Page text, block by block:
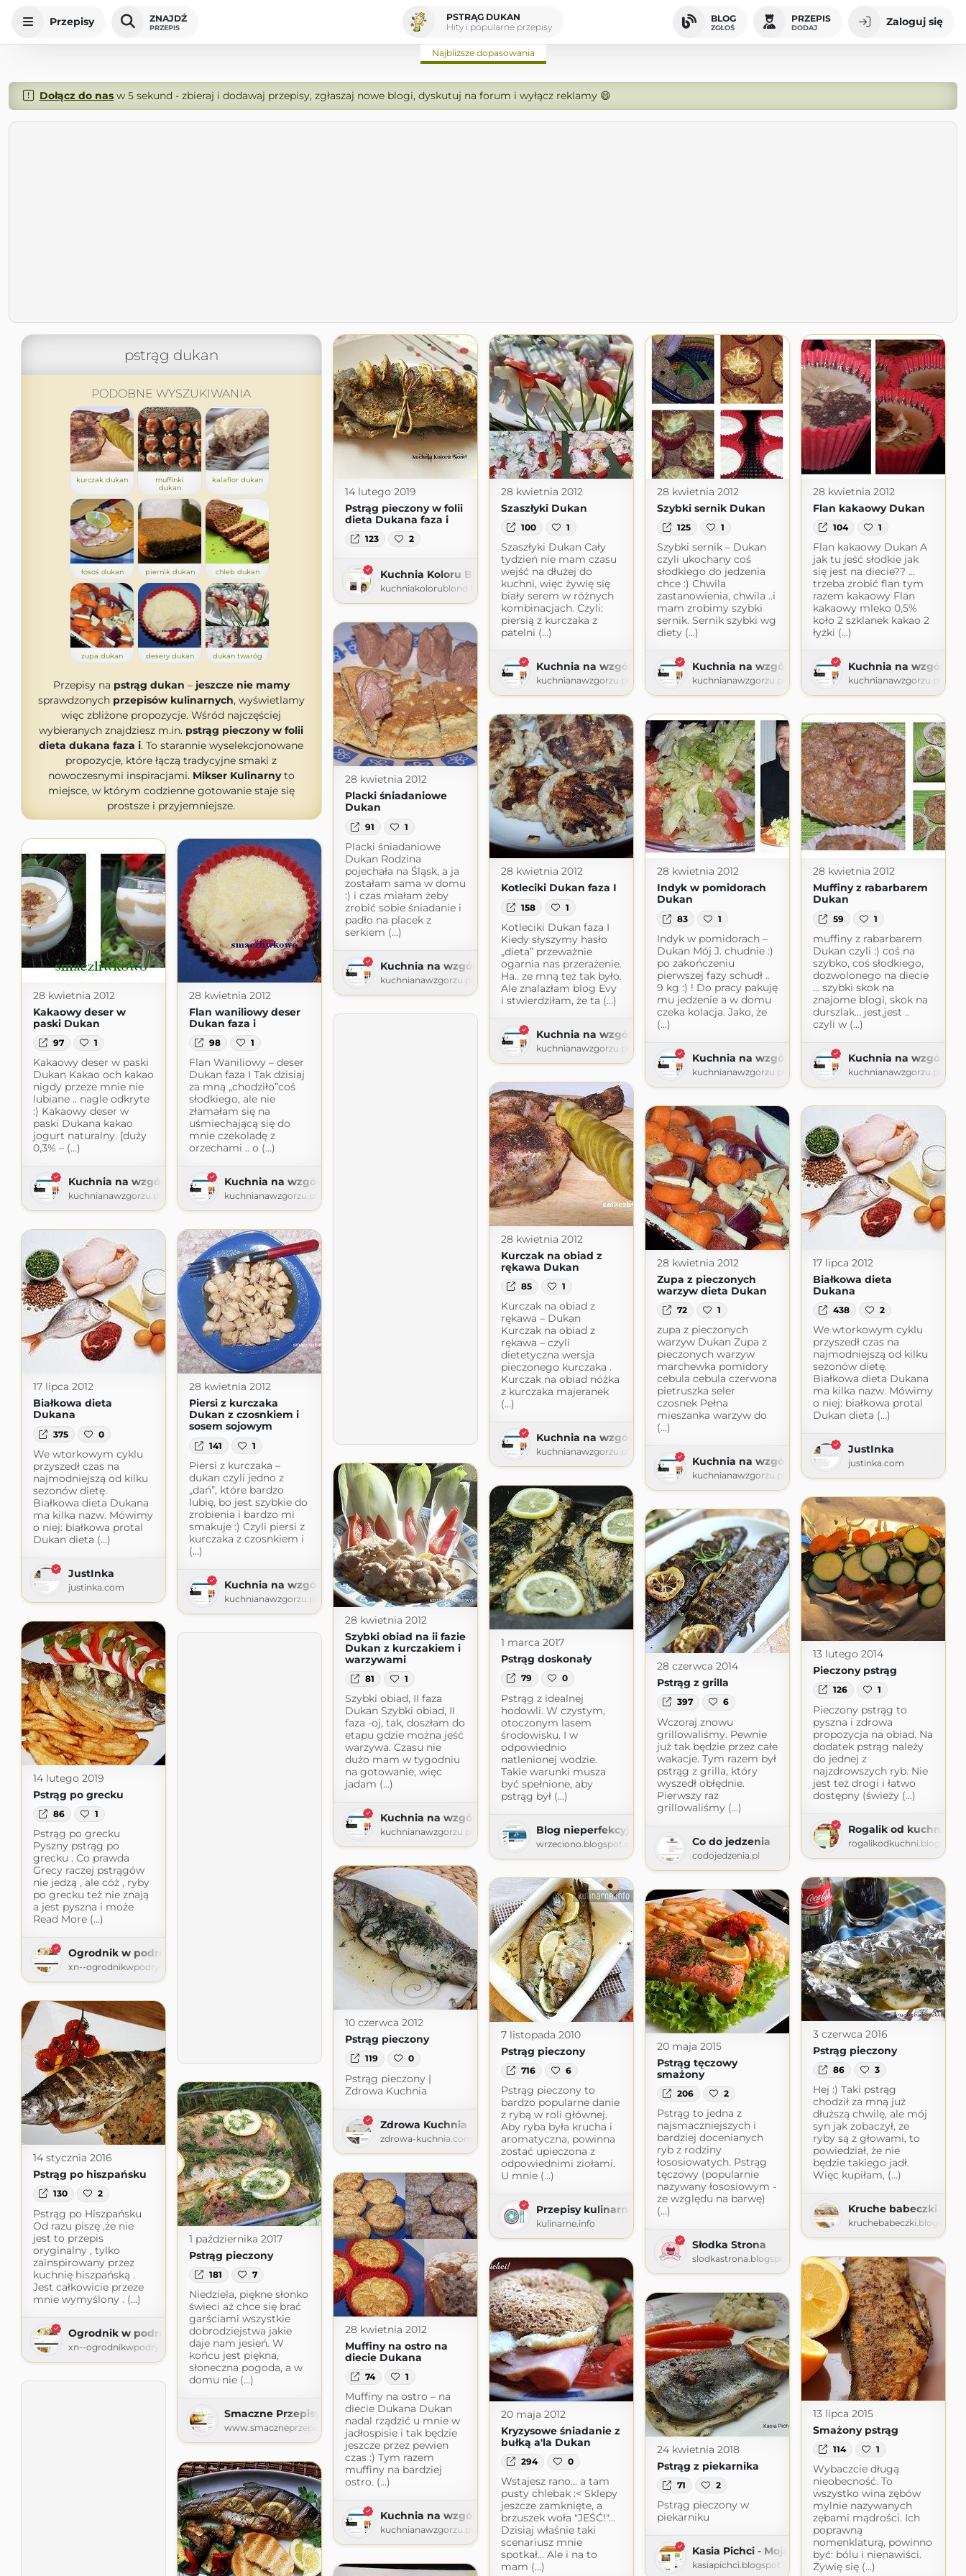
Przepisy ZNAJDŹ
PRZEPIS
PSTRĄG DUKAN
Hity i popularne przepisy
BLOG
ZGŁOŚ
PRZEPIS
DODAJ Zaloguj się
Najbliższe dopasowania
Dołącz do nasw 5 sekund - zbieraj i dodawaj przepisy, zgłaszaj nowe blogi, dyskutuj na forum i wyłącz reklamy 😄
pstrąg dukan
PODOBNE WYSZUKIWANIA
kurczak dukan
muffinki
dukan
kalafior dukan
łosoś dukan piernik dukan chleb dukan
zupa dukan desery dukan dukan twaróg
Przepisy na pstrąg dukan – jeszcze nie mamy
sprawdzonych przepisów kulinarnych, wyświetlamy
więc zbliżone propozycje. Wśród najczęściej
wybieranych znajdziesz m.in. pstrąg pieczony w folii
dieta dukana faza i. To starannie wyselekcjonowane
propozycje, które łączą tradycyjne smaki z
nowoczesnymi inspiracjami. Mikser Kulinarnyto
miejsce, w którym codzienne gotowanie staje się
prostsze i przyjemniejsze.
14 lutego 2019
Pstrąg pieczony w folii
dieta Dukana faza i
123 2
Kuchnia Koloru Blond
kuchniakolorublond.blogspot.com
28 kwietnia 2012
Szaszłyki Dukan
100 1
Szaszłyki Dukan Cały
tydzień nie mam czasu
wejść na dłużej do
kuchni, więc żywię się
biały serem w różnych
kombinacjach. Czyli:
piersią z kurczaka z
patelni (...)
Kuchnia na wzgórzu
kuchnianawzgorzu.pl
28 kwietnia 2012
Szybki sernik Dukan
125 1
Szybki sernik – Dukan
czyli ukochany coś
słodkiego do jedzenia
chce :) Chwila
zastanowienia, chwila ..i
mam zrobimy szybki
sernik. Sernik szybki wg
diety (...)
Kuchnia na wzgórzu
kuchnianawzgorzu.pl
28 kwietnia 2012
Flan kakaowy Dukan
104 1
Flan kakaowy Dukan A
jak tu jeść słodkie jak
się jest na diecie?? …
trzeba zrobić flan tym
razem kakaowy Flan
kakaowy mleko 0,5%
koło 2 szklanek kakao 2
łyżki (...)
Kuchnia na wzgórzu
kuchnianawzgorzu.pl
28 kwietnia 2012
Placki śniadaniowe
Dukan
91 1
Placki śniadaniowe
Dukan Rodzina
pojechała na Śląsk, a ja
zostałam sama w domu
:) i czas miałam żeby
zrobić sobie śniadanie i
padło na placek z
serkiem (...)
Kuchnia na wzgórzu
kuchnianawzgorzu.pl
28 kwietnia 2012
Kotleciki Dukan faza I
158 1
Kotleciki Dukan faza I
Kiedy słyszymy hasło
„dieta” przeważnie
ogarnia nas przerażenie.
Ha.. ze mną też tak było.
Ale znalazłam blog Evy
i stwierdziłam, że ta (...)
Kuchnia na wzgórzu
kuchnianawzgorzu.pl
28 kwietnia 2012
Indyk w pomidorach
Dukan
83 1
Indyk w pomidorach –
Dukan Mój J. chudnie :)
po zakończeniu
pierwszej fazy schudł ..
9 kg :) ! Do pracy pakuję
mu jedzenie a w domu
czeka kolacja. Jako, że
(...)
Kuchnia na wzgórzu
kuchnianawzgorzu.pl
28 kwietnia 2012
Muffiny z rabarbarem
Dukan
59 1
muffiny z rabarbarem
Dukan czyli :) coś na
szybko, coś słodkiego,
dozwolonego na diecie
… szybki skok na
znajome blogi, skok na
durszlak… jest,jest ..
czyli w (...)
Kuchnia na wzgórzu
kuchnianawzgorzu.pl
28 kwietnia 2012
Kakaowy deser w
paski Dukan
97 1
Kakaowy deser w paski
Dukan Kakao och kakao
nigdy przeze mnie nie
lubiane .. nagle odkryte
:) Kakaowy deser w
paski Dukana kakao
jogurt naturalny. [duży
0,3% – (...)
Kuchnia na wzgórzu
kuchnianawzgorzu.pl
28 kwietnia 2012
Flan waniliowy deser
Dukan faza i
98 1
Flan Waniliowy – deser
Dukan faza I Tak dzisiaj
za mną „chodziło”coś
słodkiego, ale nie
złamałam się na
uśmiechającą się do
mnie czekoladę z
orzechami .. o (...)
Kuchnia na wzgórzu
kuchnianawzgorzu.pl
28 kwietnia 2012
Kurczak na obiad z
rękawa Dukan
85 1
Kurczak na obiad z
rękawa – Dukan
Kurczak na obiad z
rękawa – czyli
dietetyczna wersja
pieczonego kurczaka .
Kurczak na obiad nóżka
z kurczaka majeranek
(...)
Kuchnia na wzgórzu
kuchnianawzgorzu.pl
28 kwietnia 2012
Zupa z pieczonych
warzyw dieta Dukan
72 1
zupa z pieczonych
warzyw Dukan Zupa z
pieczonych warzyw
marchewka pomidory
cebula cebula czerwona
pietruszka seler
czosnek Pełna
mieszanka warzyw do
(...)
Kuchnia na wzgórzu
kuchnianawzgorzu.pl
17 lipca 2012
Białkowa dieta
Dukana
438 2
We wtorkowym cyklu
przyszedł czas na
najmodniejszą od kilku
sezonów dietę.
Białkowa dieta Dukana
ma kilka nazw. Mówimy
o niej: białkowa protal
Dukan dieta (...)
JustInka
justinka.com
17 lipca 2012
Białkowa dieta
Dukana
375 0
We wtorkowym cyklu
przyszedł czas na
najmodniejszą od kilku
sezonów dietę.
Białkowa dieta Dukana
ma kilka nazw. Mówimy
o niej: białkowa protal
Dukan dieta (...)
JustInka
justinka.com
28 kwietnia 2012
Piersi z kurczaka
Dukan z czosnkiem i
sosem sojowym
141 1
Piersi z kurczaka –
dukan czyli jedno z
„dań”, które bardzo
lubię, bo jest szybkie do
zrobienia i bardzo mi
smakuje :) Czyli piersi z
kurczaka z czosnkiem i
(...)
Kuchnia na wzgórzu
kuchnianawzgorzu.pl
28 kwietnia 2012
Szybki obiad na ii fazie
Dukan z kurczakiem i
warzywami
81 1
Szybki obiad, II faza
Dukan Szybki obiad, II
faza -oj, tak, doszłam do
etapu gdzie można jeść
warzywa. Czasu nie
dużo mam w tygodniu
na gotowanie, więc
jadam (...)
Kuchnia na wzgórzu
kuchnianawzgorzu.pl
1 marca 2017
Pstrąg doskonały
79 0
Pstrąg z idealnej
hodowli. W czystym,
otoczonym lasem
środowisku. I w
odpowiednio
natlenionej wodzie.
Takie warunki musza
być spełnione, aby
pstrąg był (...)
Blog nieperfekcyjnej pani domu
wrzeciono.blogspot.com
13 lutego 2014
Pieczony pstrąg
126 1
Pieczony pstrąg to
pyszna i zdrowa
propozycja na obiad. Na
dodatek pstrąg należy
do jednej z
najzdrowszych ryb. Nie
jest też drogi i łatwo
dostępny (świeży (...)
Rogalik od kuchni
28 czerwca 2014
Pstrąg z grilla
397 6
Wczoraj znowu
grillowaliśmy. Pewnie
już tak będzie przez całe
wakacje. Tym razem był
pstrąg z grilla, który
wyszedł obłędnie.
Pierwszy raz
grillowaliśmy (...)
Co do jedzenia
codojedzenia.pl
14 lutego 2019
Pstrąg po grecku
86 1
Pstrąg po grecku
Pyszny pstrąg po
grecku . Co prawda
Grecy raczej pstrągów
nie jedzą , ale cóż , ryby
po grecku też nie znają
a jest pyszna i może
Read More (...)
Ogrodnik w podróży
xn--ogrodnikwpodry-xob60t.pl
10 czerwca 2012
Pstrąg pieczony
119 0
Pstrąg pieczony |
Zdrowa Kuchnia
Zdrowa Kuchnia
zdrowa-kuchnia.com
3 czerwca 2016
Pstrąg pieczony
86 3
Hej :) Taki pstrąg
chodził za mną już
dłuższą chwilę, ale mój
syn jak zobaczył, że
ryby są z głowami, to
powiedział, że nie
będzie takiego jadł.
Więc kupiłam, (...)
Kruche babeczki
7 listopada 2010
Pstrąg pieczony
716 6
Pstrąg pieczony to
bardzo popularne danie
z rybą w roli głównej.
Aby ryba była krucha i
aromatyczna, powinna
zostać upieczona z
odpowiednimi ziołami.
U mnie (...)
Przepisy kulinarne ze zdjęciami
kulinarne.info
20 maja 2015
Pstrąg tęczowy
smażony
206 2
Pstrąg to jedna z
najsmaczniejszych i
bardziej docenianych
ryb z rodziny
łososiowatych. Pstrąg
tęczowy (popularnie
nazywany łososiowym -
ze względu na barwę)
(...)
Słodka Strona
slodkastrona.blogspot.com
14 stycznia 2016
Pstrąg po hiszpańsku
130 2
Pstrąg po Hiszpańsku
Od razu piszę ,że nie
jest to przepis
oryginalny , tylko
zainspirowany przez
kuchnię hiszpańską .
Jest całkowicie przeze
mnie wymyślony . (...)
Ogrodnik w podróży
xn--ogrodnikwpodry-xob60t.pl
1 października 2017
Pstrąg pieczony
181 7
Niedziela, piękne słonko
świeci aż chce się brać
garściami wszystkie
dobrodziejstwa jakie
daje nam jesień. W
końcu jest piękna,
słoneczna pogoda, a w
domu nie (...)
Smaczne Przepisy
www.smaczneprzepisy.com.pl
28 kwietnia 2012
Muffiny na ostro na
diecie Dukana
74 1
Muffiny na ostro – na
diecie Dukana Dukan
nadal rządzić u mnie w
jadłospisie i tak będzie
jeszcze przez pewien
czas :) Tym razem
muffiny na bardziej
ostro. (...)
Kuchnia na wzgórzu
kuchnianawzgorzu.pl
13 lipca 2015
Smażony pstrąg
114 1
Wybaczcie długą
nieobecność. To
wszystko wina zębów
mylnie nazywanych
zębami mądrości. Ich
poprawną
nomenklaturą, powinno
być: bólu i nienawiści.
Żywię się (...)
20 maja 2012
Kryzysowe śniadanie z
bułką a'la Dukan
294 0
Wstajesz rano... a tam
pusty chlebak :< Sklepy
jeszcze zamknięte, a
brzuszek woła "JEŚĆ!"...
Dzisiaj właśnie taki
scenariusz mnie
spotkał... Ale i na to
mam (...)
24 kwietnia 2018
Pstrąg z piekarnika
71 2
Pstrąg pieczony w
piekarniku
Kasia Pichci - Moja pasja gotowanie
kasiapichci.blogspot.com